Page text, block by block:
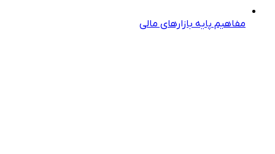
مفاهیم پایه بازارهای مالی